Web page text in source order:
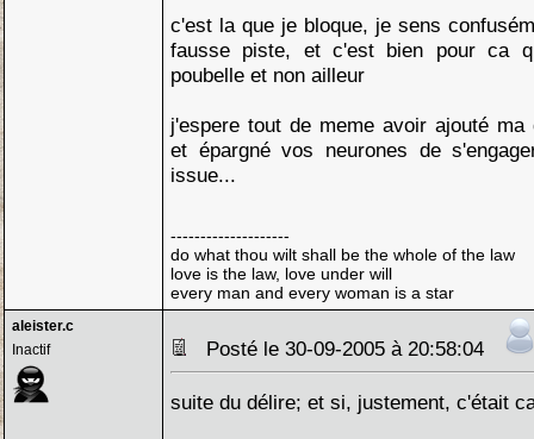
c'est la que je bloque, je sens
fausse piste, et c'est bien pour ca
poubelle et non ailleur
j'espere tout de meme avoir ajouté
et épargné vos neurones de
issue...
--------------------
do what thou wilt shall be the whole of the law
love is the law, love under will
every man and every woman is a star
aleister.c
Inactif
Posté le 30-09-2005 à 20:58:04
suite du délire; et si, justement, c'était